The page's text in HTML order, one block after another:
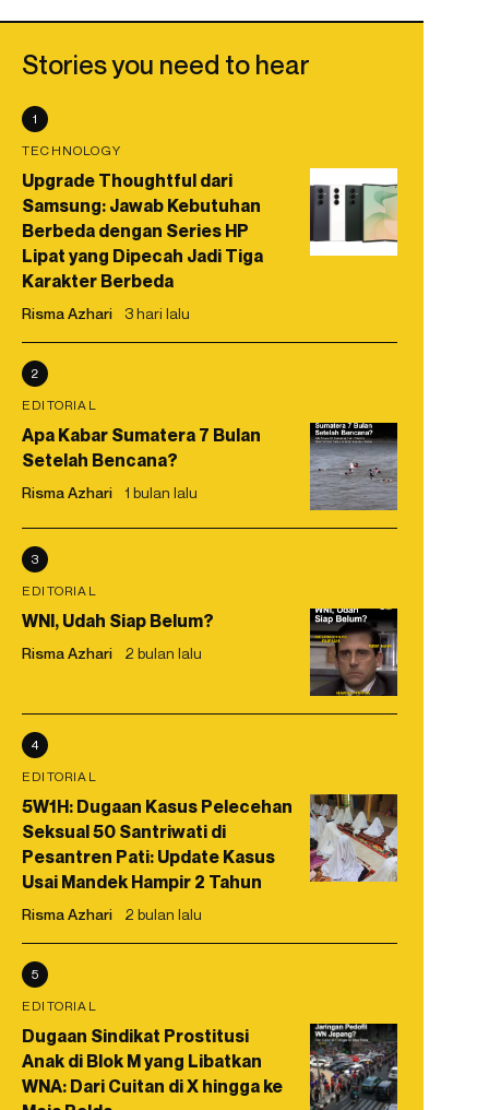
Stories you need to hear
1
TECHNOLOGY
Upgrade Thoughtful dari
Samsung: Jawab Kebutuhan
Berbeda dengan Series HP
Lipat yang Dipecah Jadi Tiga
Karakter Berbeda
Risma Azhari 3 hari lalu
2
EDITORIAL
Apa Kabar Sumatera 7 Bulan
Setelah Bencana?
Risma Azhari 1 bulan lalu
3
EDITORIAL
WNI, Udah Siap Belum?
Risma Azhari 2 bulan lalu
4
EDITORIAL
5W1H: Dugaan Kasus Pelecehan
Seksual 50 Santriwati di
Pesantren Pati: Update Kasus
Usai Mandek Hampir 2 Tahun
Risma Azhari 2 bulan lalu
5
EDITORIAL
Dugaan Sindikat Prostitusi
Anak di Blok M yang Libatkan
WNA: Dari Cuitan di X hingga ke